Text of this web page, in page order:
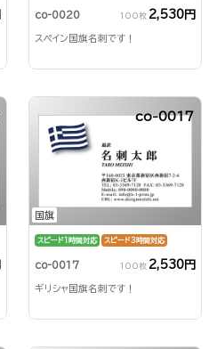
co-0020 100枚 2,530円
スペイン国旗名刺です！
国旗
co-0017
スピード1時間対応 スピード3時間対応
co-0017 100枚 2,530円
ギリシャ国旗名刺です！